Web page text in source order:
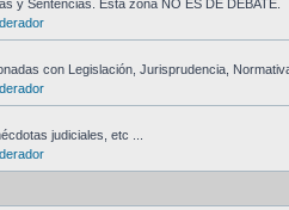
y Sentencias. Esta zona NO ES DE DEBATE.
con Legislación, Jurisprudencia,
judiciales, etc ...